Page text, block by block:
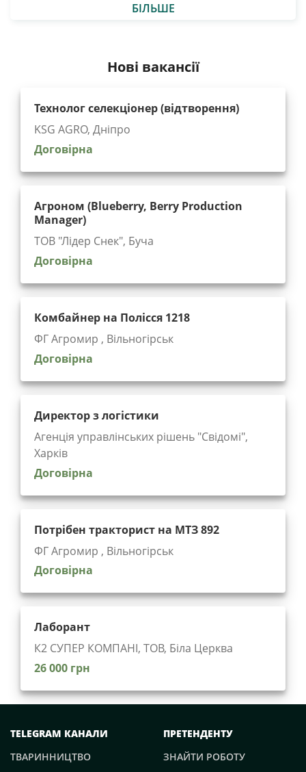
БІЛЬШЕ
Нові вакансії
Технолог селекціонер (відтворення)
KSG AGRO, Дніпро
Договірна
Агроном (Blueberry, Berry Production
Manager)
ТОВ "Лідер Снек", Буча
Договірна
Комбайнер на Полісся 1218
ФГ Агромир , Вільногірськ
Договірна
Директор з логістики
Агенція управлінських рішень "Cвідомі",
Харків
Договірна
Потрібен тракторист на МТЗ 892
ФГ Агромир , Вільногірськ
Договірна
Лаборант
К2 СУПЕР КОМПАНІ, ТОВ, Біла Церква
26 000 грн
TELEGRAM КАНАЛИ
ТВАРИННИЦТВО
ПРЕТЕНДЕНТУ
ЗНАЙТИ РОБОТУ